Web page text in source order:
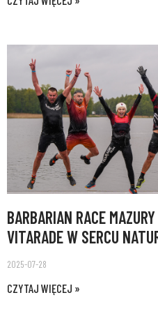
BARBARIAN RACE
VITARADE W SERCU
2025-07-28
CZYTAJ WIĘCEJ »